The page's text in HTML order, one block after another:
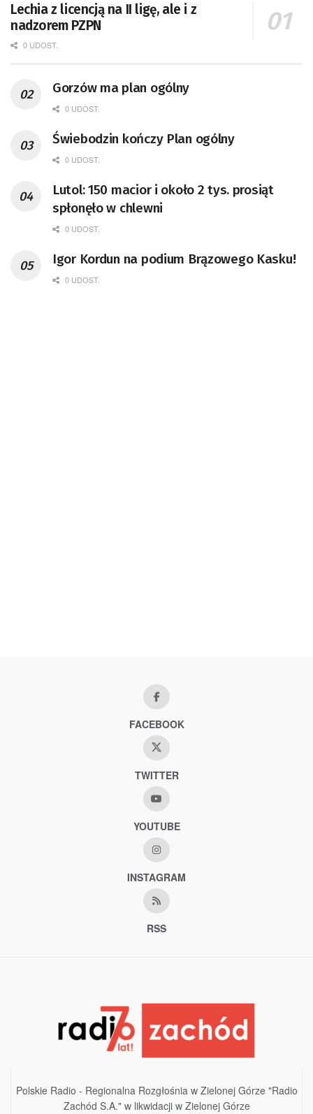
Lechia z licencją na II ligę, ale i z
nadzorem PZPN
0 UDOST.
Gorzów ma plan ogólny
0 UDOST.
Świebodzin kończy Plan ogólny
0 UDOST.
Lutol: 150 macior i około 2 tys. prosiąt
spłonęło w chlewni
0 UDOST.
Igor Kordun na podium Brązowego Kasku!
0 UDOST.
FACEBOOK
TWITTER
YOUTUBE
INSTAGRAM
RSS
Polskie Radio - Regionalna Rozgłośnia w Zielonej Górze "Radio
Zachód S.A." w likwidacji w Zielonej Górze